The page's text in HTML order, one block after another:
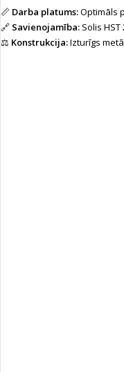
📏 Darba platums:Optimāls
🔗 Savienojamība: Solis
⚖ Konstrukcija:Izturīgs